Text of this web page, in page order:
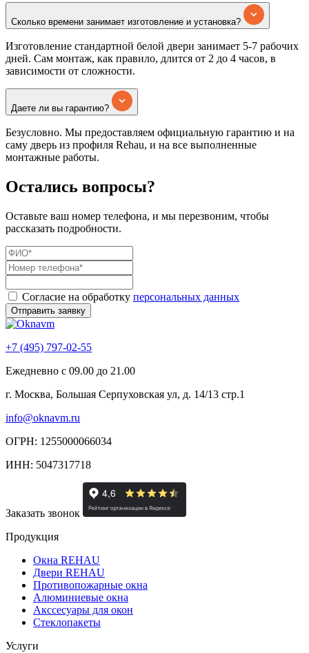
Сколько времени занимает изготовление и установка?
Изготовление стандартной белой двери занимает 5-7 рабочих
дней. Сам монтаж, как правило, длится от 2 до 4 часов, в
зависимости от сложности.
Даете ли вы гарантию?
Безусловно. Мы предоставляем официальную гарантию и на
саму дверь из профиля Rehau, и на все выполненные
монтажные работы.
Остались вопросы?
Оставьте ваш номер телефона, и мы перезвоним, чтобы
рассказать подробности.
Согласие на обработку персональных данных
+7 (495) 797-02-55
Ежедневно с 09.00 до 21.00
г. Москва, Большая Серпуховская ул, д. 14/13 стр.1
info@oknavm.ru
ОГРН: 1255000066034
ИНН: 5047317718
Заказать звонок
Продукция
Окна REHAU
Двери REHAU
Противопожарные окна
Алюминиевые окна
Акссесуары для окон
Стеклопакеты
Услуги